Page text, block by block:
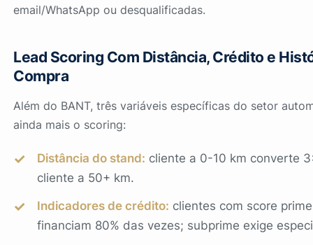
email/WhatsApp ou desqualificadas.
Lead Scoring Com Distância, Crédito e
Compra
Além do BANT, três variáveis específicas do setor
ainda mais o scoring:
Distância do stand: cliente a 0-10 km converte
cliente a 50+ km.
Indicadores de crédito: clientes com score
financiam 80% das vezes; subprime exige